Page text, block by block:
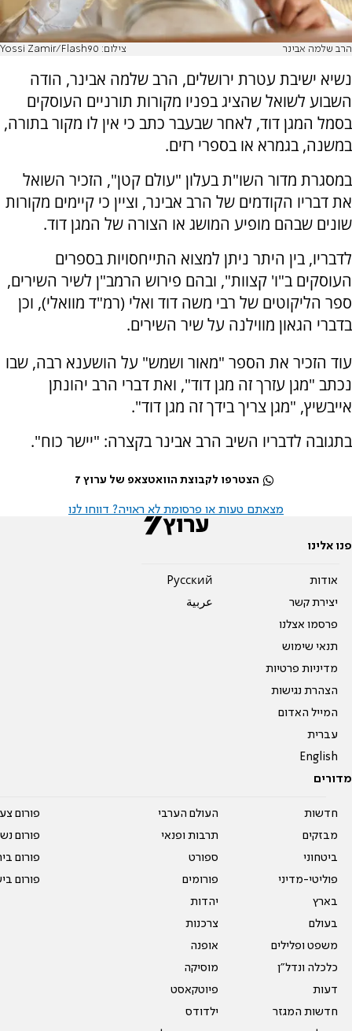
הרב שלמה אבינר צילום: Yossi Zamir/Flash90
נשיא ישיבת עטרת ירושלים, הרב שלמה אבינר, הודה
השבוע לשואל שהציג בפניו מקורות תורניים העוסקים
בסמל המגן דוד, לאחר שבעבר כתב כי אין לו מקור בתורה,
במשנה, בגמרא או בספרי רזים.
במסגרת מדור השו"ת בעלון "עולם קטן", הזכיר השואל
את דבריו הקודמים של הרב אבינר, וציין כי קיימים מקורות
שונים שבהם מופיע המושג או הצורה של המגן דוד.
לדבריו, בין היתר ניתן למצוא התייחסויות בספרים
העוסקים ב"ו' קצוות", ובהם פירוש הרמב"ן לשיר השירים,
ספר הליקוטים של רבי משה דוד ואלי (רמ"ד מוואלי), וכן
בדברי הגאון מווילנה על שיר השירים.
עוד הזכיר את הספר "מאור ושמש" על הושענא רבה, שבו
נכתב "מגן עזרך זה מגן דוד", ואת דברי הרב יהונתן
אייבשיץ, "מגן צריך בידך זה מגן דוד".
בתגובה לדבריו השיב הרב אבינר בקצרה: "יישר כוח".
הצטרפו לקבוצת הוואטצאפ של ערוץ 7
מצאתם טעות או פרסומת לא ראויה? דווחו לנו
פנו אלינו
אודות
יצירת קשר
פרסמו אצלנו
תנאי שימוש
מדיניות פרטיות
הצהרת נגישות
המייל האדום
עברית
English
Pусский
عربية
מדורים
חדשות
מבזקים
ביטחוני
פוליטי-מדיני
בארץ
בעולם
משפט ופלילים
כלכלה ונדל"ן
דעות
חדשות המגזר
העולם הערבי
תרבות ופנאי
ספורט
פורומים
יהדות
צרכנות
אופנה
מוסיקה
פיוטקאסט
ילדודס
פורום
פורום
פורום
פורום